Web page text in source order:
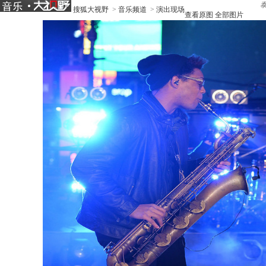
搜狐大视野 > 音乐频道 > 演出现场
查看原图 全部图片